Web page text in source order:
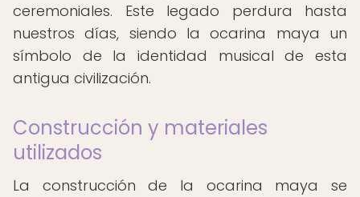
ceremoniales. Este legado perdura hasta
nuestros días, siendo la ocarina maya un
símbolo de la identidad musical de esta
antigua civilización.
Construcción y materiales
utilizados
La construcción de la ocarina maya se